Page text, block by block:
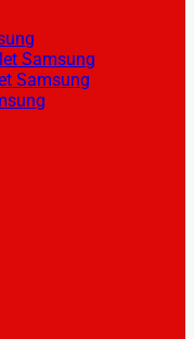
Samsung
Samsung